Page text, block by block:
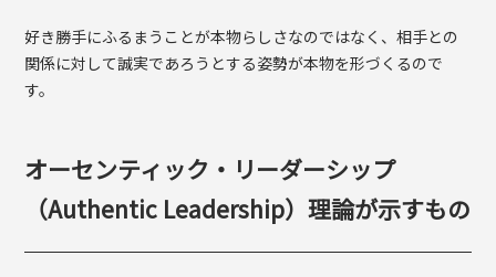
好き勝手にふるまうことが本物らしさなのではなく、相手との
関係に対して誠実であろうとする姿勢が本物を形づくるので
す。
オーセンティック・リーダーシップ
（Authentic Leadership）理論が示すもの